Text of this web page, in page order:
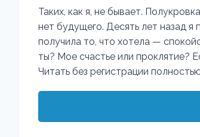
Таких, как я, не бывает.
нет будущего. Десять лет назад
получила то, что хотела —
ты? Мое счастье или проклятие?
Читать без регистрации